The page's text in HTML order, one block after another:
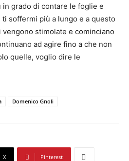
grado di contare le foglie e
soffermi più a lungo e a questo
stimolate e cominciano
ad agire fino a che non
quelle, voglio dire le
Domenico Gnoli
X Pinterest